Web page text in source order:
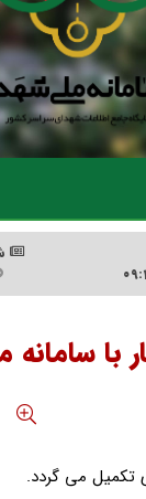
با سامانه
تکمیل می گردد.